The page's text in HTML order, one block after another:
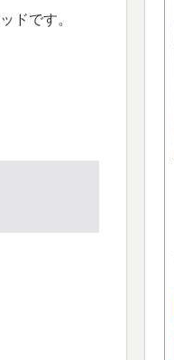
ドです。